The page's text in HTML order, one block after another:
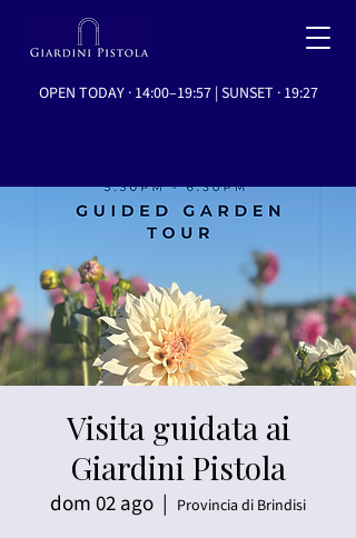
OPEN TODAY · 14:00–19:57 | SUNSET · 19:27
Visita guidata ai
Giardini Pistola
dom 02 ago
  |
Provincia di Brindisi